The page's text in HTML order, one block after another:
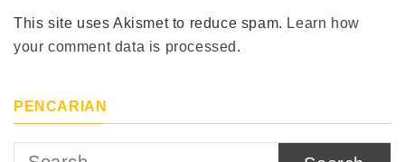
This site uses Akismet to reduce spam. Learn how
your comment data is processed.
PENCARIAN
Search